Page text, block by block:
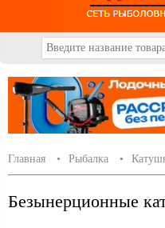
Главная Рыбалка
Безынерционные